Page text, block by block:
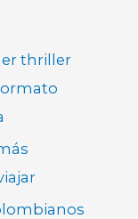
thriller